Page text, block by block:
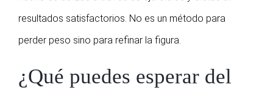
resultados satisfactorios. No es un método para
perder peso sino para refinar la figura.
¿Qué puedes esperar del